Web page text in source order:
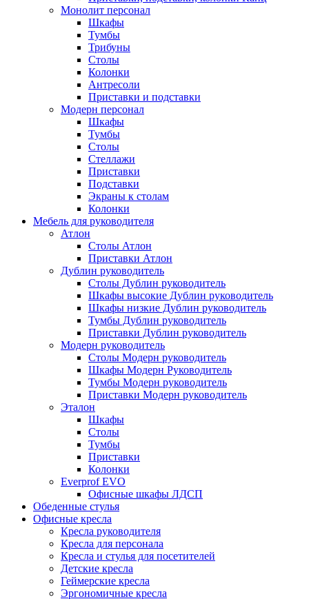
Монолит персонал
Шкафы
Тумбы
Трибуны
Столы
Колонки
Антресоли
Приставки и подставки
Модерн персонал
Шкафы
Тумбы
Столы
Стеллажи
Приставки
Подставки
Экраны к столам
Колонки
Мебель для руководителя
Атлон
Столы Атлон
Приставки Атлон
Дублин руководитель
Столы Дублин руководитель
Шкафы высокие Дублин руководитель
Шкафы низкие Дублин руководитель
Тумбы Дублин руководитель
Приставки Дублин руководитель
Модерн руководитель
Столы Модерн руководитель
Шкафы Модерн Руководитель
Тумбы Модерн руководитель
Приставки Модерн руководитель
Эталон
Шкафы
Столы
Тумбы
Приставки
Колонки
Everprof EVO
Офисные шкафы ЛДСП
Обеденные стулья
Офисные кресла
Кресла руководителя
Кресла для персонала
Кресла и стулья для посетителей
Детские кресла
Геймерские кресла
Эргономичные кресла